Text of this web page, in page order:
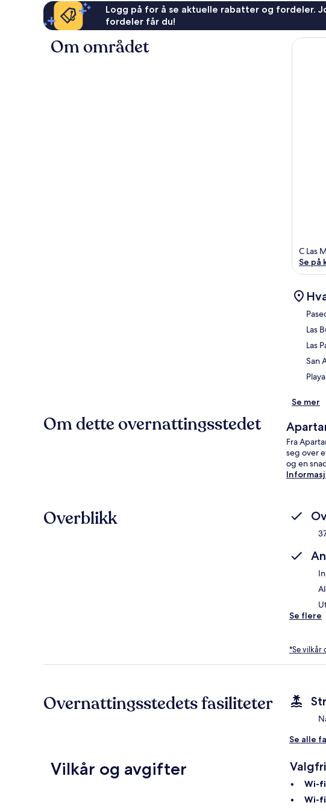
Logg på for å se aktuelle rabatter og fordeler.
fordeler får du!
Om området
C Las
Se på
Las
Las
San
Se mer
Om dette overnattingsstedet
Fra
seg over
og en
Overblikk
Se flere
*Se vilkår
Overnattingsstedets fasiliteter
Se alle
Vilkår og avgifter
Wi-fi
Wi-fi